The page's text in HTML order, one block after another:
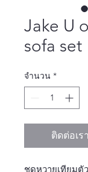
Jake U
sofa set
จำนวน *
ติดต่อเ
ชุดหวายเทียมตั